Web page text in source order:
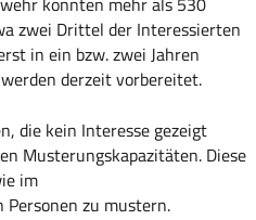
zwei Drittel der Interessierten
in ein bzw. zwei Jahren
derzeit vorbereitet.
die kein Interesse gezeigt
Musterungskapazitäten. Diese
im
zu mustern.